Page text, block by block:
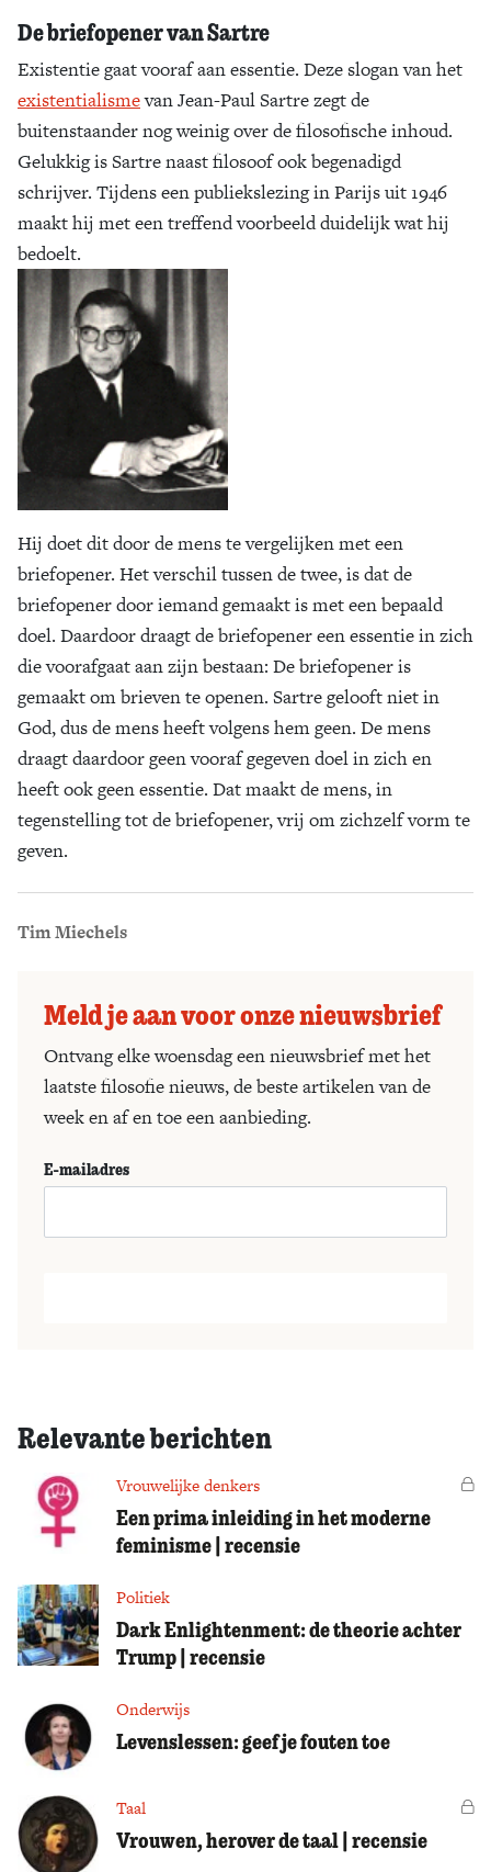
De briefopener van Sartre
Existentie gaat vooraf aan essentie. Deze slogan van het
existentialismevan Jean-Paul Sartre zegt de
buitenstaander nog weinig over de filosofische inhoud.
Gelukkig is Sartre naast filosoof ook begenadigd
schrijver. Tijdens een publiekslezing in Parijs uit 1946
maakt hij met een treffend voorbeeld duidelijk wat hij
bedoelt.
Hij doet dit door de mens te vergelijken met een
briefopener. Het verschil tussen de twee, is dat de
briefopener door iemand gemaakt is met een bepaald
doel. Daardoor draagt de briefopener een essentie in zich
die voorafgaat aan zijn bestaan: De briefopener is
gemaakt om brieven te openen. Sartre gelooft niet in
God, dus de mens heeft volgens hem geen. De mens
draagt daardoor geen vooraf gegeven doel in zich en
heeft ook geen essentie. Dat maakt de mens, in
tegenstelling tot de briefopener, vrij om zichzelf vorm te
geven.
Tim Miechels
Meld je aan voor onze nieuwsbrief
Ontvang elke woensdag een nieuwsbrief met het
laatste filosofie nieuws, de beste artikelen van de
week en af en toe een aanbieding.
E-mailadres
Relevante berichten
Vrouwelijke denkers
Een prima inleiding in het moderne
feminisme | recensie
Politiek
Dark Enlightenment: de theorie achter
Trump | recensie
Onderwijs
Levenslessen: geef je fouten toe
Taal
Vrouwen, herover de taal | recensie